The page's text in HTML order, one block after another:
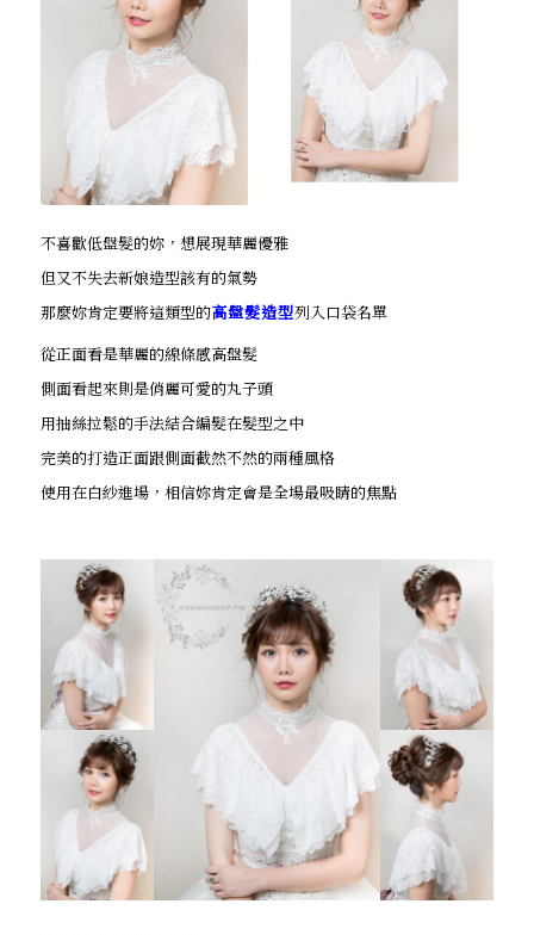
不喜歡低盤髮的妳，想展現華麗優雅
但又不失去新娘造型該有的氣勢
那麼妳肯定要將這類型的高盤髮造型列入口袋名單
從正面看是華麗的線條感高盤髮
側面看起來則是俏麗可愛的丸子頭
用抽絲拉鬆的手法結合編髮在髮型之中
完美的打造正面跟側面截然不然的兩種風格
使用在白紗進場，相信妳肯定會是全場最吸睛的焦點